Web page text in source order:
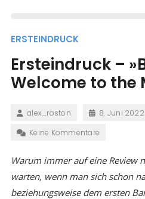
ERSTEINDRUCK
Ersteindruck –
Welcome to the
alex_roston
8. Juni 2022
Keine Kommentare
Warum immer auf eine Review
warten, wenn man sich schon
beziehungsweise dem ersten